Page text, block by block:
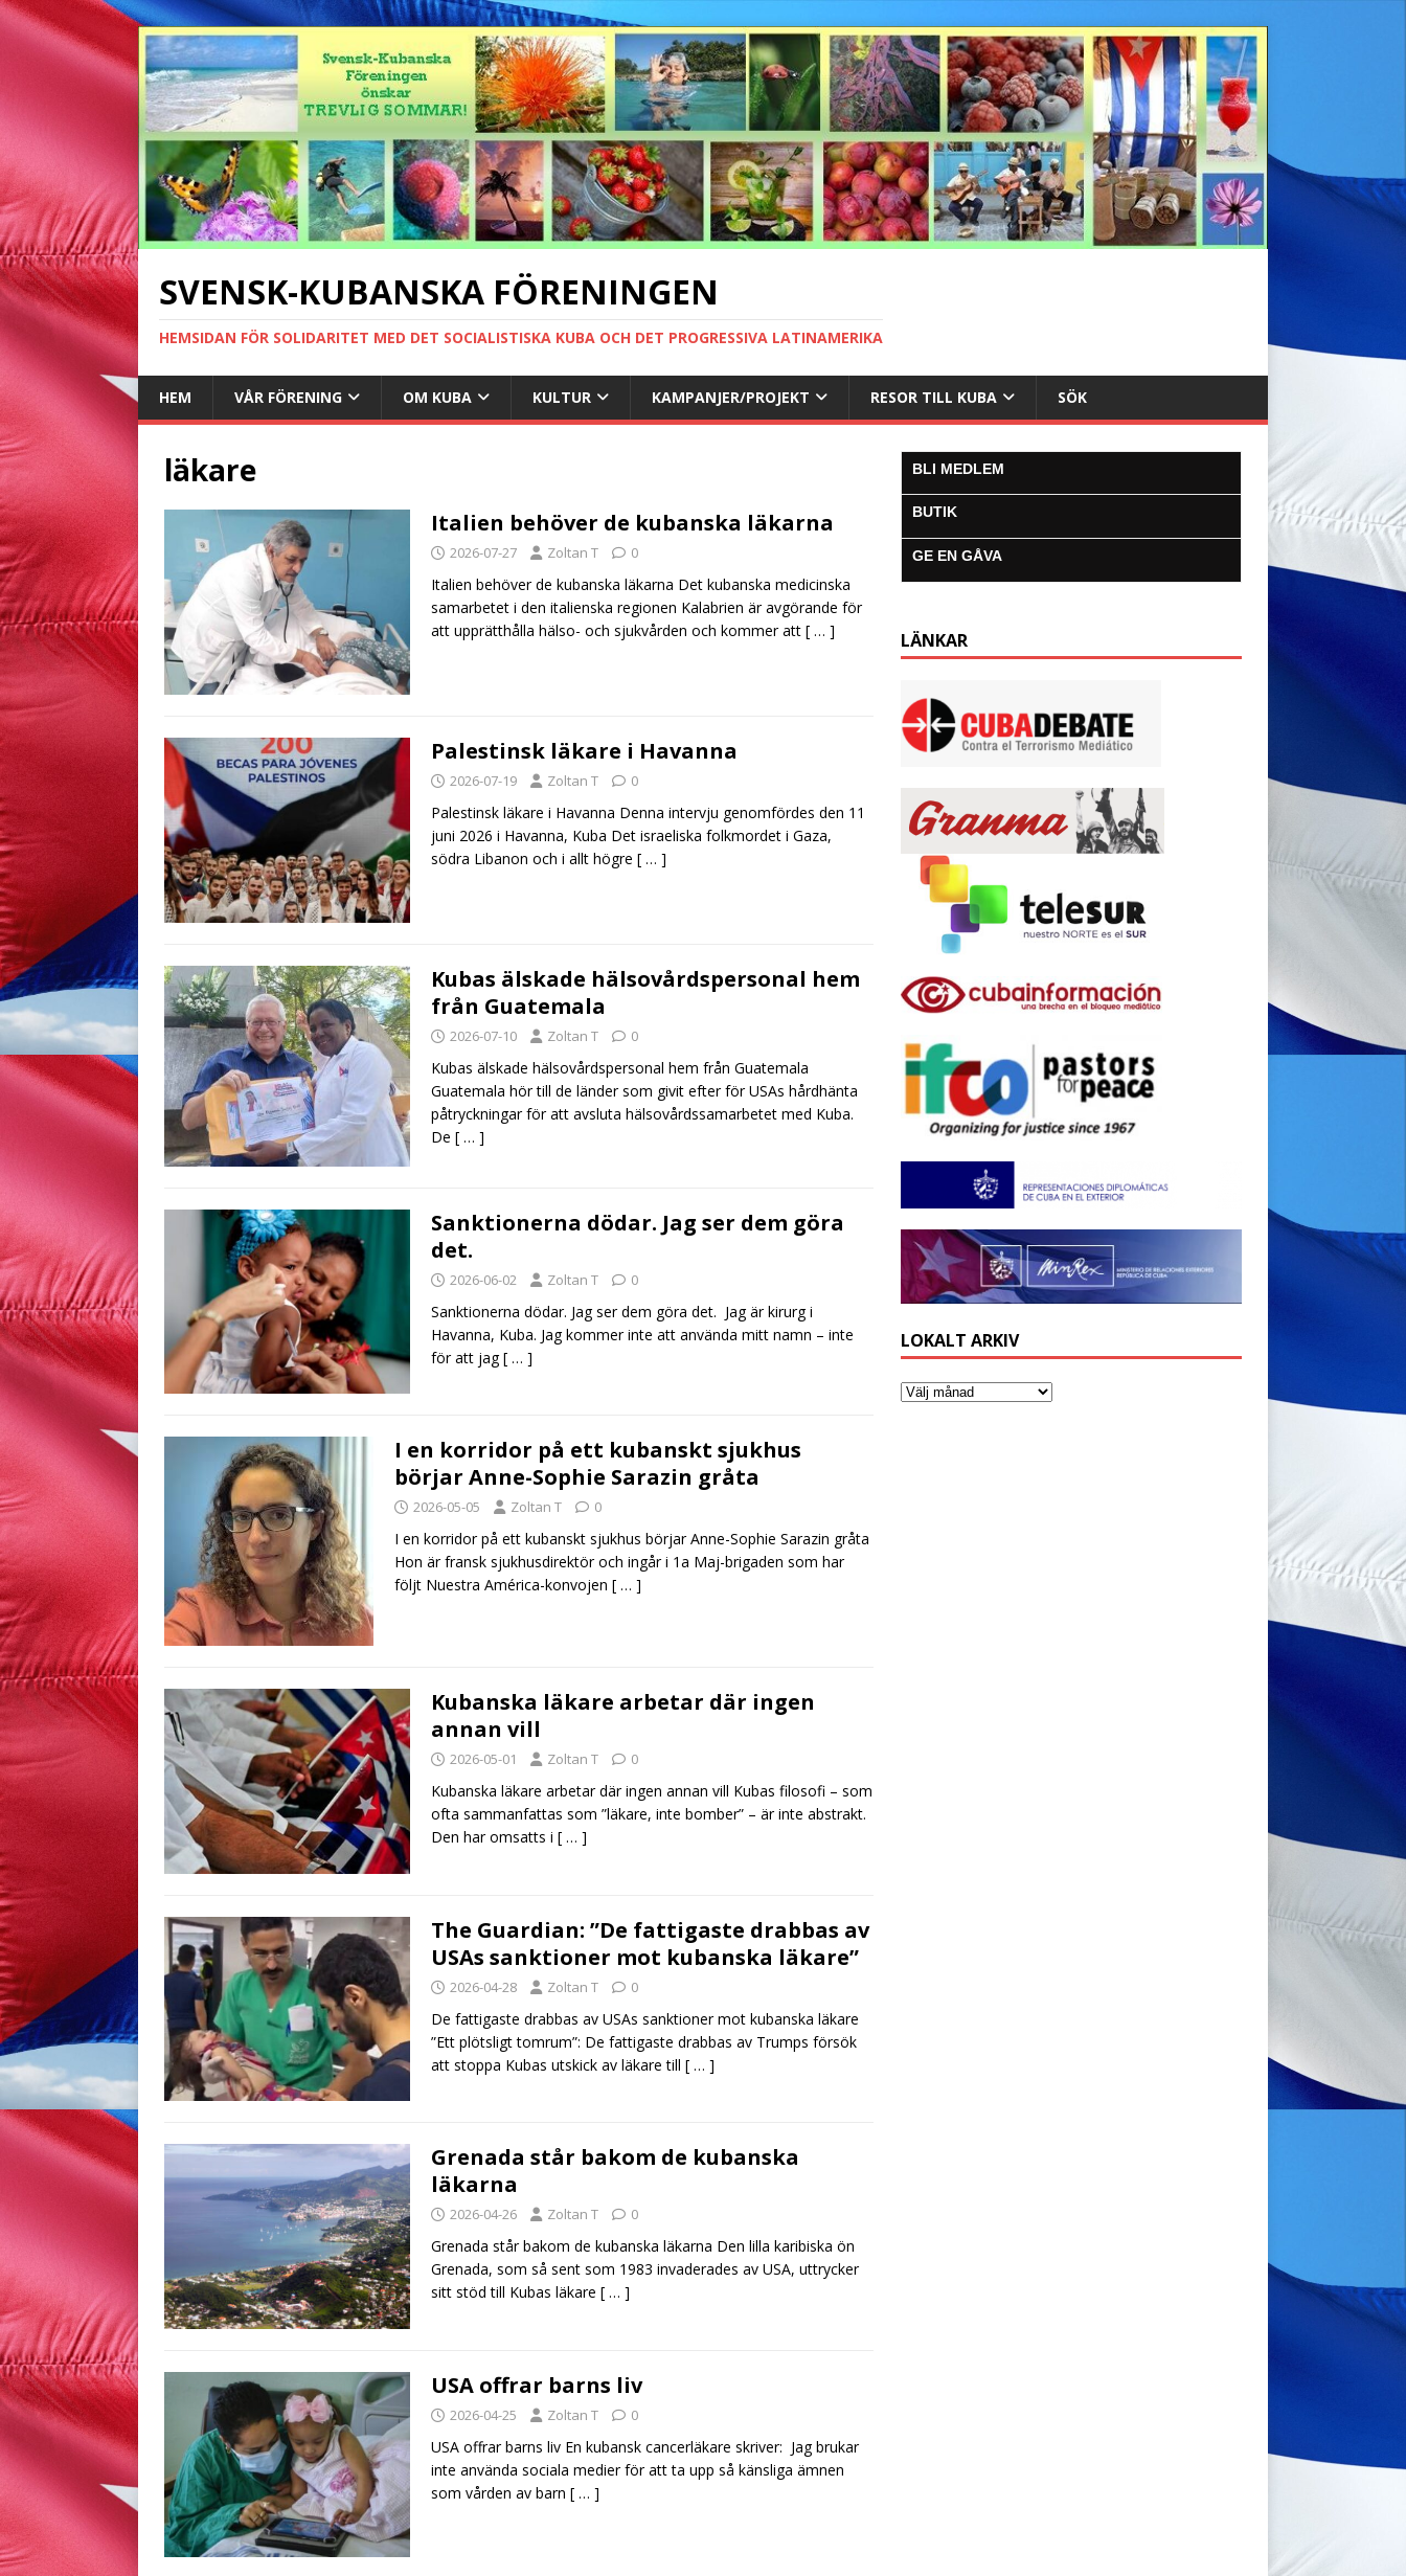
SVENSK-KUBANSKA FÖRENINGEN
HEMSIDAN FÖR SOLIDARITET MED DET SOCIALISTISKA KUBA OCH DET PROGRESSIVA LATINAMERIKA
HEM VÅR FÖRENING OM KUBA KULTUR KAMPANJER/PROJEKT RESOR TILL KUBA SÖK
läkare
Italien behöver de kubanska läkarna
2026-07-27 Zoltan T 0
Italien behöver de kubanska läkarna Det kubanska medicinska
samarbetet i den italienska regionen Kalabrien är avgörande för
att upprätthålla hälso- och sjukvården och kommer att [ … ]
Palestinsk läkare i Havanna
2026-07-19 Zoltan T 0
Palestinsk läkare i Havanna Denna intervju genomfördes den 11
juni 2026 i Havanna, Kuba Det israeliska folkmordet i Gaza,
södra Libanon och i allt högre [ … ]
Kubas älskade hälsovårdspersonal hem
från Guatemala
2026-07-10 Zoltan T 0
Kubas älskade hälsovårdspersonal hem från Guatemala
Guatemala hör till de länder som givit efter för USAs hårdhänta
påtryckningar för att avsluta hälsovårdssamarbetet med Kuba.
De [ … ]
Sanktionerna dödar. Jag ser dem göra
det.
2026-06-02 Zoltan T 0
Sanktionerna dödar. Jag ser dem göra det. Jag är kirurg i
Havanna, Kuba. Jag kommer inte att använda mitt namn – inte
för att jag[ … ]
I en korridor på ett kubanskt sjukhus
börjar Anne-Sophie Sarazin gråta
2026-05-05 Zoltan T 0
I en korridor på ett kubanskt sjukhus börjar Anne-Sophie Sarazin gråta
Hon är fransk sjukhusdirektör och ingår i 1a Maj-brigaden som har
följt Nuestra América-konvojen [ … ]
Kubanska läkare arbetar där ingen
annan vill
2026-05-01 Zoltan T 0
Kubanska läkare arbetar där ingen annan vill Kubas filosofi – som
ofta sammanfattas som ”läkare, inte bomber” – är inte abstrakt.
Den har omsatts i [ … ]
The Guardian: ”De fattigaste drabbas av
USAs sanktioner mot kubanska läkare”
2026-04-28 Zoltan T 0
De fattigaste drabbas av USAs sanktioner mot kubanska läkare
”Ett plötsligt tomrum”: De fattigaste drabbas av Trumps försök
att stoppa Kubas utskick av läkare till [ … ]
Grenada står bakom de kubanska
läkarna
2026-04-26 Zoltan T 0
Grenada står bakom de kubanska läkarna Den lilla karibiska ön
Grenada, som så sent som 1983 invaderades av USA, uttrycker
sitt stöd till Kubas läkare [ … ]
USA offrar barns liv
2026-04-25 Zoltan T 0
USA offrar barns liv En kubansk cancerläkare skriver: Jag brukar
inte använda sociala medier för att ta upp så känsliga ämnen
som vården av barn [ … ]
BLI MEDLEM
BUTIK
GE EN GÅVA
LÄNKAR
LOKALT ARKIV